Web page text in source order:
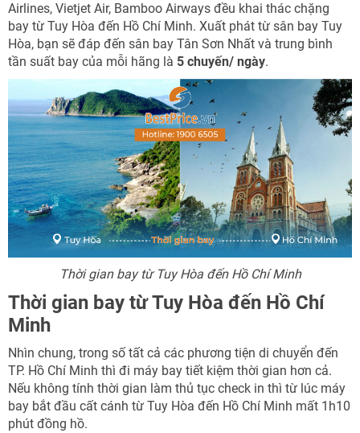
Airlines, Vietjet Air, Bamboo Airways đều khai thác chặng
bay từ Tuy Hòa đến Hồ Chí Minh. Xuất phát từ sân bay Tuy
Hòa, bạn sẽ đáp đến sân bay Tân Sơn Nhất và trung bình
tần suất bay của mỗi hãng là 5 chuyến/ ngày.
Thời gian bay từ Tuy Hòa đến Hồ Chí Minh
Thời gian bay từ Tuy Hòa đến Hồ Chí
Minh
Nhìn chung, trong số tất cả các phương tiện di chuyển đến
TP. Hồ Chí Minh thì đi máy bay tiết kiệm thời gian hơn cả.
Nếu không tính thời gian làm thủ tục check in thì từ lúc máy
bay bắt đầu cất cánh từ Tuy Hòa đến Hồ Chí Minh mất 1h10
phút đồng hồ.
TƯ VẤN NGAY
TƯ VẤN NGAY
TƯ VẤN NGAY
TƯ VẤN NGAY
NHẬN ƯU ĐÃI NGAY
TƯ VẤN NGAY